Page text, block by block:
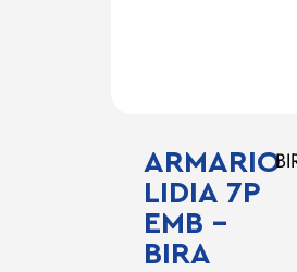
ARMARIO
LIDIA 7P
EMB –
BIRA